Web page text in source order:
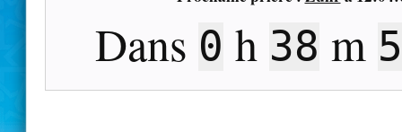
Dans 0 h 38 m